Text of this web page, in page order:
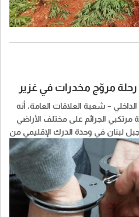
رحلة مروّج مخدرات في غزير
– شعبة العلاقات العامة، أنه
الجرائم على مختلف الأراضي
لبنان في وحدة الدرك الإقليمي من
المخدرات على متن دراجة آلية في